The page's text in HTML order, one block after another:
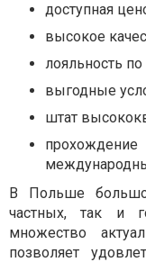
доступная
высокое
лояльность
выгодные
штат
В Польше
частных, так и
множество
позволяет